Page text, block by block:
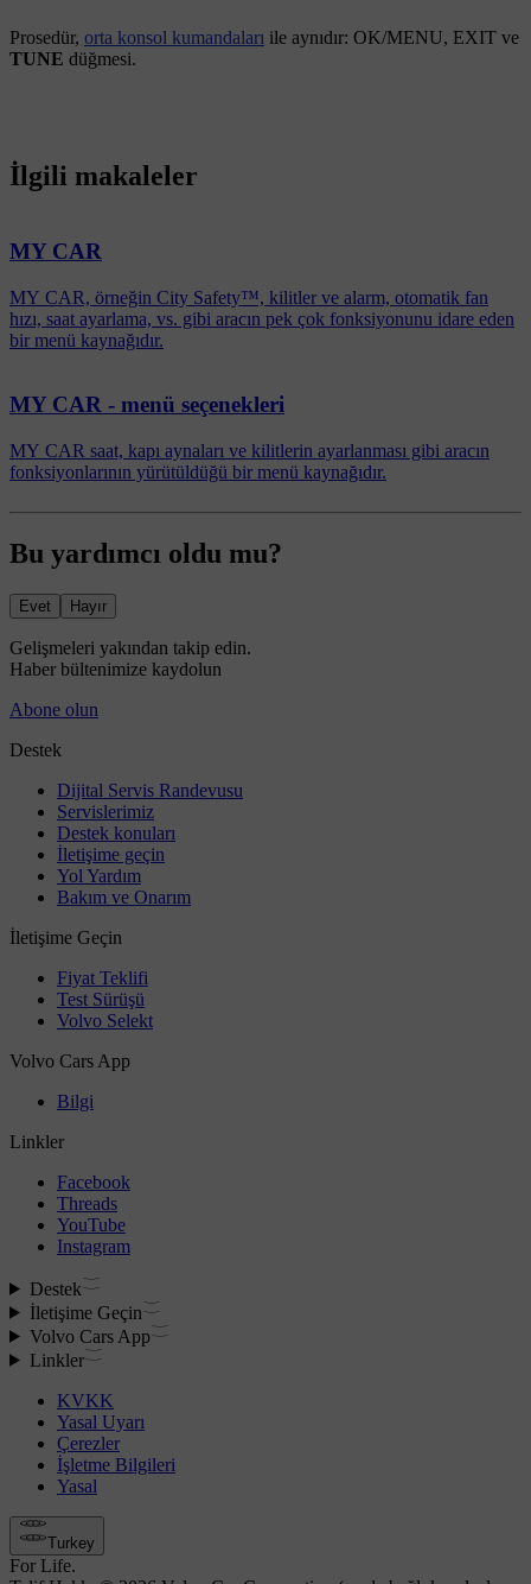
Prosedür, orta konsol kumandaları ile aynıdır: OK/MENU, EXIT ve
TUNE düğmesi.
İlgili makaleler
MY CAR
MY CAR, örneğin City Safety™, kilitler ve alarm, otomatik fan
hızı, saat ayarlama, vs. gibi aracın pek çok fonksiyonunu idare eden
bir menü kaynağıdır.
MY CAR - menü seçenekleri
MY CAR saat, kapı aynaları ve kilitlerin ayarlanması gibi aracın
fonksiyonlarının yürütüldüğü bir menü kaynağıdır.
Bu yardımcı oldu mu?
Evet Hayır